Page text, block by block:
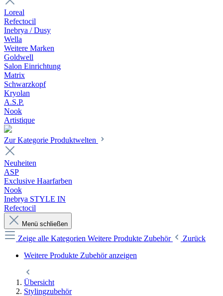
Loreal
Refectocil
Inebrya / Dusy
Wella
Weitere Marken
Goldwell
Salon Einrichtung
Matrix
Schwarzkopf
Kryolan
A.S.P.
Nook
Artistique
Zur Kategorie Produktwelten
Neuheiten
ASP
Exclusive Haarfarben
Nook
Inebrya STYLE IN
Refectocil
Menü schließen
Zeige alle Kategorien Weitere Produkte Zubehör
Zurück
Weitere Produkte Zubehör anzeigen
Übersicht
Stylingzubehör